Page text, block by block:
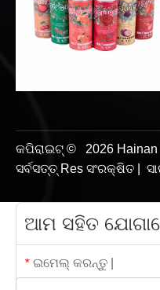
କପିରାଇଟ୍ © 2026
ସର୍ବସତ୍ତ୍ Res ସଂରକ୍ଷିତ |
ଆମ ସହିତ
* ଇମେଲ୍ କରନ୍ତୁ |